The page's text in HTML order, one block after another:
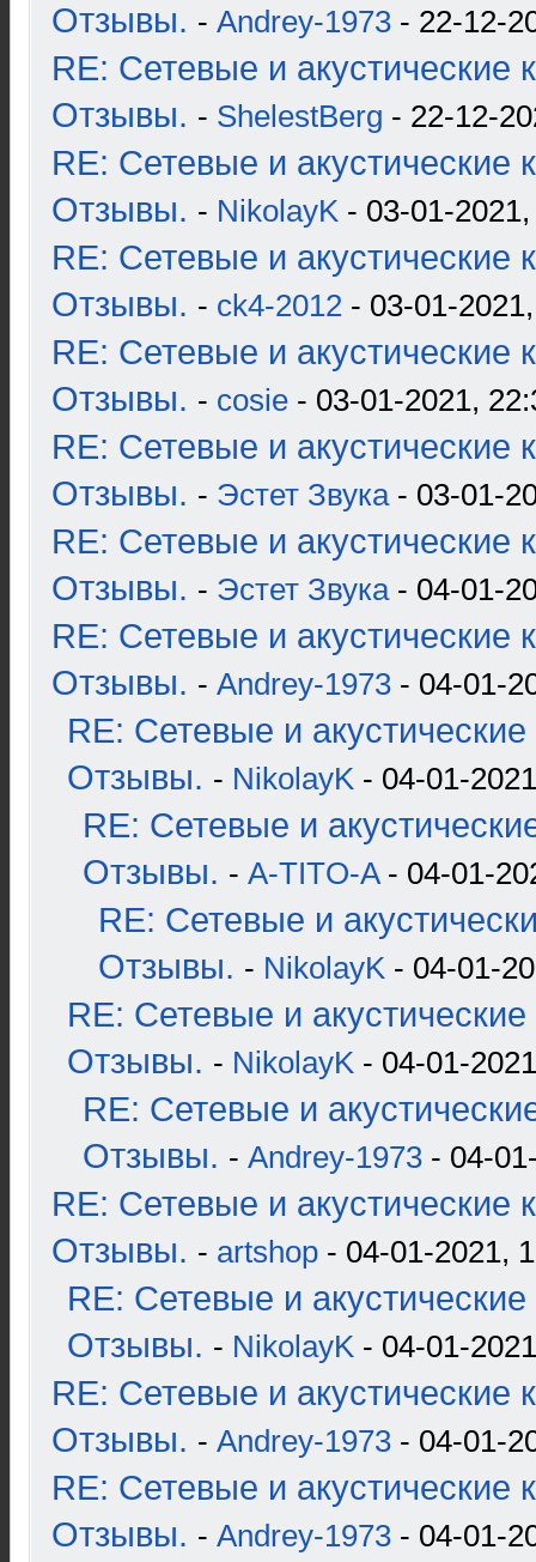
Отзывы. - Andrey-1973 - 22-12-
RE: Сетевые и акустические
Отзывы. - ShelestBerg - 22-12-
RE: Сетевые и акустические
Отзывы. - NikolayK - 03-01-
RE: Сетевые и акустические
Отзывы. - ck4-2012 - 03-01-
RE: Сетевые и акустические
Отзывы. - cosie - 03-01-2021,
RE: Сетевые и акустические
Отзывы. - Эстет Звука- 03-01-
RE: Сетевые и акустические
Отзывы. - Эстет Звука- 04-01-
RE: Сетевые и акустические
Отзывы. - Andrey-1973 - 04-01-
RE: Сетевые и
Отзывы. - NikolayK - 04-01-
RE: Сетевые и
Отзывы. - A-TITO-A- 04-01-
RE: Сетевые и
Отзывы. - NikolayK - 04-01-
RE: Сетевые и
Отзывы. - NikolayK - 04-01-
RE: Сетевые и
Отзывы. - Andrey-1973 - 04-
RE: Сетевые и акустические
Отзывы. - artshop - 04-01-2021,
RE: Сетевые и
Отзывы. - NikolayK - 04-01-
RE: Сетевые и акустические
Отзывы. - Andrey-1973 - 04-01-
RE: Сетевые и акустические
Отзывы. - Andrey-1973 - 04-01-